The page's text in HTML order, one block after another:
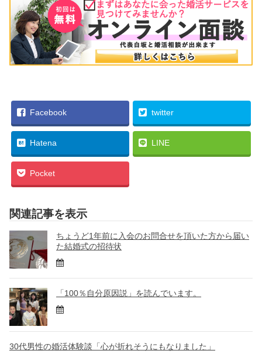
Facebook twitter
Hatena LINE
Pocket
関連記事を表示
ちょうど1年前に入会のお問合せを頂いた方から届い
た結婚式の招待状
「100％自分原因説」を読んでいます。
30代男性の婚活体験談「心が折れそうにもなりました」